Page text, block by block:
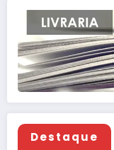
Destaque